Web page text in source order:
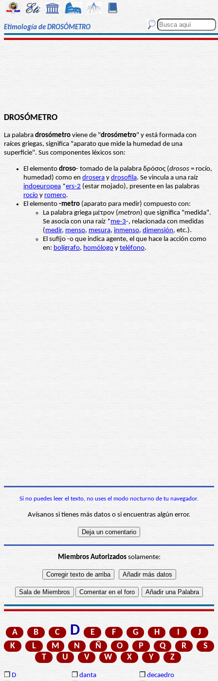
Etimología de DROSÓMETRO
DROSÓMETRO
La palabra drosómetro viene de "drosómetro" y está formada con
raíces griegas, significa "aparato que mide la humedad de una
superficie". Sus componentes léxicos son:
El elemento droso- tomado de la palabra δρόσος (drosos = rocío,
humedad) como en drosera y drosofila. Se vincula a una raíz
indoeuropea *ers-2 (estar mojado), presente en las palabras
rocío y romero.
El elemento -metro (aparato para medir) compuesto con:
La palabra griega μέτρον (metron) que significa "medida".
Se asocia con una raíz *me-3-, relacionada con medidas
(medir, menso, mesura, inmenso, dimensión, etc.).
El sufijo -o que indica agente, el que hace la acción como
en: bolígrafo, homólogo y teléfono.
Si no puedes leer el texto, no uses el modo nocturno de tu navegador.
Avísanos si tienes más datos o si encuentras algún error.
Miembros Autorizadossolamente:
A B C D E F G H I
J
K
L M N Ñ O P Q R
S
T
U V W X Y Z
❒ D ❒ danta ❒ decaedro